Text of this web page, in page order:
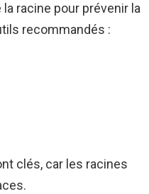
racine pour prévenir la
recommandés :
clés, car les racines